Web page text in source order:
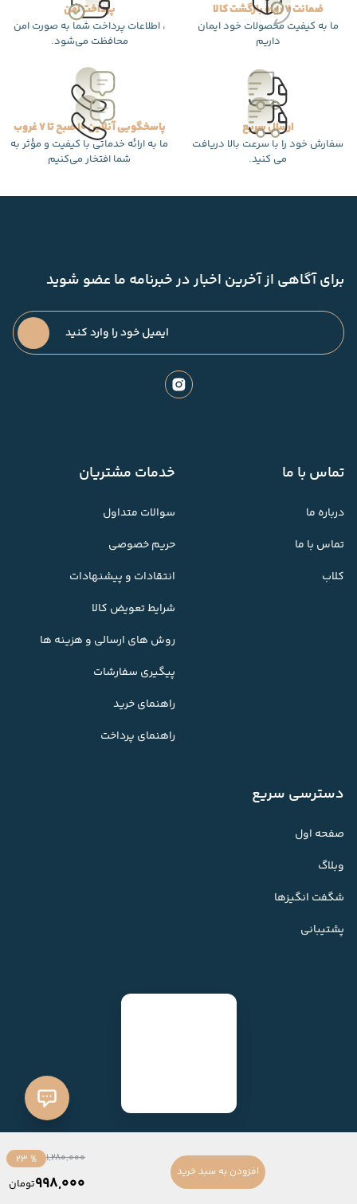
1,280,000
% 23
998,000تومان
افزودن به سبد خرید
ضمانت 7 روزه بازگشت کالا
ما به کیفیت محصولات خود ایمان
داریم
پرداخت امن
، اطلاعات پرداخت شما به صورت امن
محافظت می‌شود.
ارسال سریع
سفارش خود را با سرعت بالا دریافت
می کنید.
پاسخگویی آنلاین 10 صبح تا 7 غروب
ما به ارائه خدماتی با کیفیت و مؤثر به
شما افتخار می‌کنیم
برای آگاهی از آخرین اخبار در خبرنامه ما عضو شوید
تماس با ما
درباره ما
تماس با ما
کلاب
خدمات مشتریان
سوالات متداول
حریم خصوصی
انتقادات و پیشنهادات
شرایط تعویض کالا
روش های ارسالی و هزینه ها
پیگیری سفارشات
راهنمای خرید
راهنمای پرداخت
دسترسی سریع
صفحه اول
وبلاگ
شگفت انگیزها
پشتیبانی
ساخته شده بافروشگاه ساز میهن شاپ